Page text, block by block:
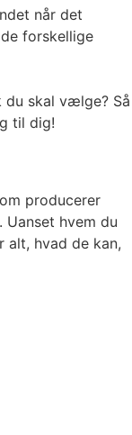
når det
forskellige
du skal vælge? Så
til dig!
producerer
hvem du
alt, hvad de kan,